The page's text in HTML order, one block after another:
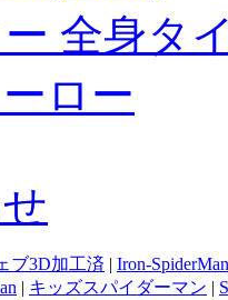
全身タ
ロー
ブ3D加工済 | Iron-SpiderMan
| キッズスパイダーマン |